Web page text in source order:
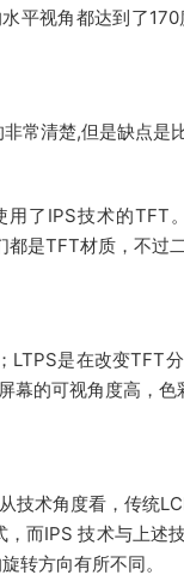
平视角都达到了
常清楚,但是缺点是
了IPS技术的TFT
是TFT材质，不过
是在改变TFT
幕的可视角度高，
技术角度看，传统
而IPS 技术与上述
转方向有所不同。